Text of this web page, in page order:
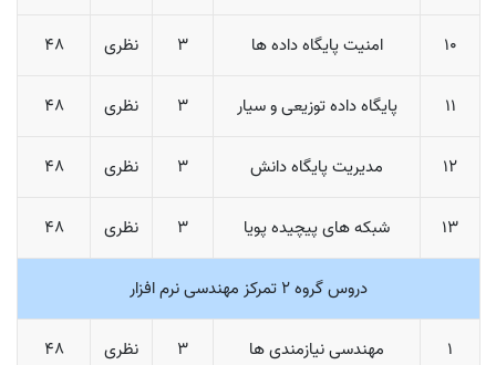
10 امنیت پایگاه داده ها 3 نظری 48
11 پایگاه داده توزیعی و سیار 3 نظری 48
12 مدیریت پایگاه دانش 3 نظری 48
13 شبکه های پیچیده پویا 3 نظری 48
دروس گروه 2 تمرکز مهندسی نرم افزار
1 مهندسی نیازمندی ها 3 نظری 48